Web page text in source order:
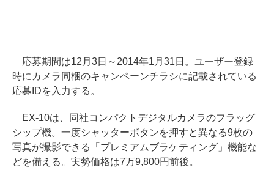
応募期間は12月3日～2014年1月31日。ユーザー登録
時にカメラ同梱のキャンペーンチラシに記載されている
応募IDを入力する。
EX-10は、同社コンパクトデジタルカメラのフラッグ
シップ機。一度シャッターボタンを押すと異なる9枚の
写真が撮影できる「プレミアムブラケティング」機能な
どを備える。実勢価格は7万9,800円前後。